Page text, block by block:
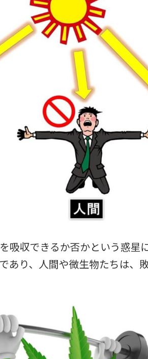
吸収できるか否かという惑星
あり、人間や微生物たちは、